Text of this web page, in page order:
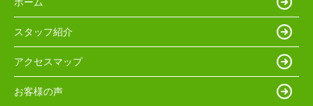
スタッフ紹介
アクセスマップ
お客様の声